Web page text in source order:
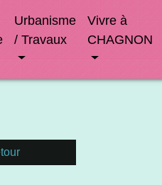
Urbanisme
/ Travaux
Vivre à
CHAGNON